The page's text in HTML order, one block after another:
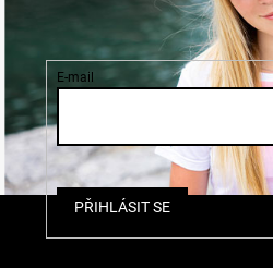
E-mail
PŘIHLÁSIT SE